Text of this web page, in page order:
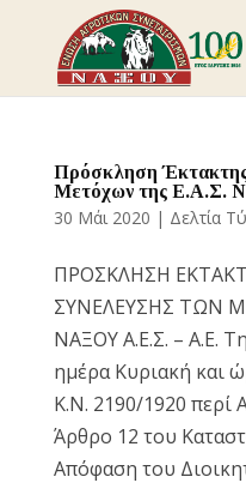
title Επισημάνετε
zoom_out Σμίκρυνση
remove_circle_outline Μείωση
spellcheck Ευανάγνωστη
brightness_high Έντονη
brightness_low Σκοτεινή
Υπογράμμισε
Πρόσκληση Έκτακτης
Μετόχων της Ε.Α.Σ.
30 Μάι 2020 | Δελτία
ΠΡΟΣΚΛΗΣΗ
ΣΥΝΕΛΕΥΣΗΣ ΤΩΝ
ΝΑΞΟΥ Α.Ε.Σ. – Α.Ε.
ημέρα Κυριακή και
Κ.Ν. 2190/1920 περί
Άρθρο 12 του
Απόφαση του